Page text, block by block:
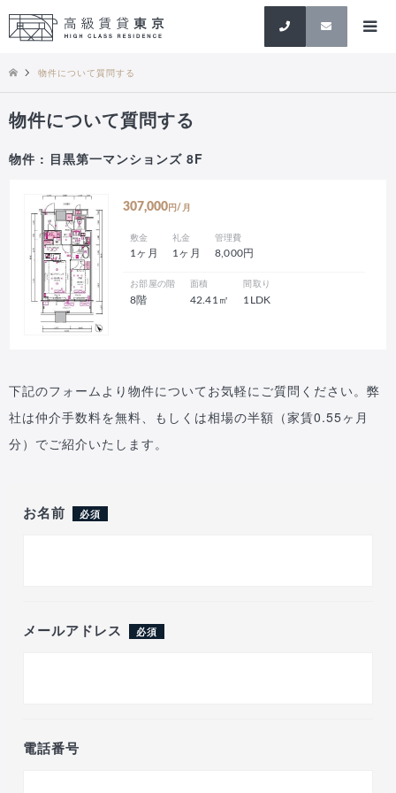
検索
物件について質問する
物件について質問する
物件 : 目黒第一マンションズ 8F
307,000 円/月
敷金
1ヶ月
礼金
1ヶ月
管理費
8,000円
お部屋の階
8階
面積
42.41㎡
間取り
1LDK
下記のフォームより物件についてお気軽にご質問ください。弊
社は仲介手数料を無料、もしくは相場の半額（家賃0.55ヶ月
分）でご紹介いたします。
お名前 必須
メールアドレス 必須
電話番号